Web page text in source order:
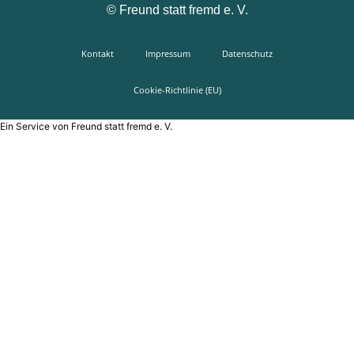
©Freund statt fremd e. V.
Kontakt Impressum Datenschutz
Cookie-Richtlinie (EU)
Ein Service von Freund statt fremd e. V.